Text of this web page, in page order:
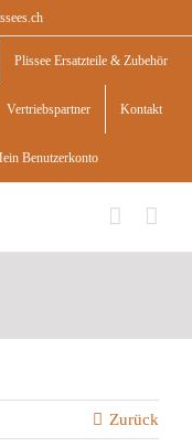
Plissee Ersatzteile & Zubehör
Vertriebspartner Kontakt
Benutzerkonto
Zurück